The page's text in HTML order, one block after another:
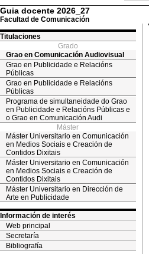
Guia docente 2026_27
Facultad de Comunicación
Titulaciones
Grado
Grao en Comunicación Audiovisual
Grao en Publicidade e Relacións
Públicas
Grao en Publicidade e Relacións
Públicas
Programa de simultaneidade do Grao
en Publicidade e Relacións Públicas e
o Grao en Comunicación Audi
Máster
Máster Universitario en Comunicación
en Medios Sociais e Creación de
Contidos Dixitais
Máster Universitario en Comunicación
en Medios Sociais e Creación de
Contidos Dixitais
Máster Universitario en Dirección de
Arte en Publicidade
Información de interés
Web principal
Secretaría
Bibliografía